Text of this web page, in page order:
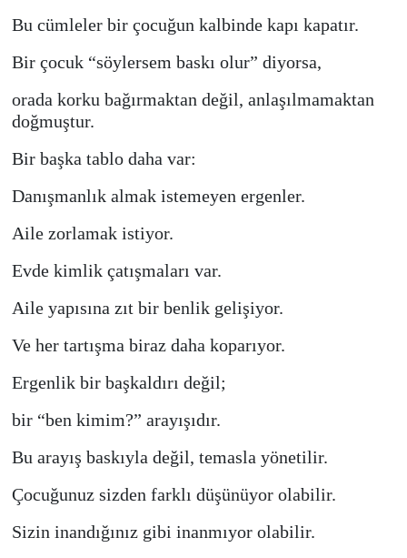
Bu cümleler bir çocuğun kalbinde kapı kapatır.
Bir çocuk “söylersem baskı olur” diyorsa,
orada korku bağırmaktan değil, anlaşılmamaktan
doğmuştur.
Bir başka tablo daha var:
Danışmanlık almak istemeyen ergenler.
Aile zorlamak istiyor.
Evde kimlik çatışmaları var.
Aile yapısına zıt bir benlik gelişiyor.
Ve her tartışma biraz daha koparıyor.
Ergenlik bir başkaldırı değil;
bir “ben kimim?” arayışıdır.
Bu arayış baskıyla değil, temasla yönetilir.
Çocuğunuz sizden farklı düşünüyor olabilir.
Sizin inandığınız gibi inanmıyor olabilir.